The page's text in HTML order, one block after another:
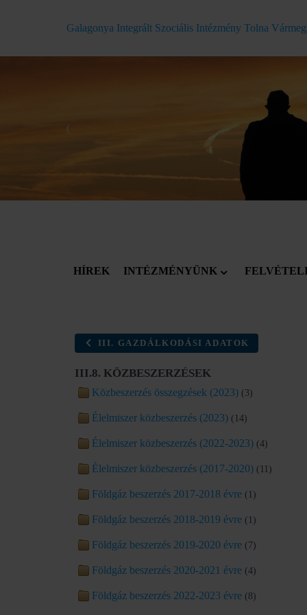
Galagonya Integrált Szociális Intézmény Tolna
(
HÍREK INTÉZMÉNYÜNK
III. GAZDÁLKODÁSI ADATOK
III.8. KÖZBESZERZÉSEK
Közbeszerzés összegzések (2023) (3)
Élelmiszer közbeszerzés (2023) (14)
Élelmiszer közbeszerzés (2022-2023) (4)
Élelmiszer közbeszerzés (2017-2020) (11)
Földgáz beszerzés 2017-2018 évre (1)
Földgáz beszerzés 2018-2019 évre (1)
Földgáz beszerzés 2019-2020 évre (7)
Földgáz beszerzés 2020-2021 évre (4)
Földgáz beszerzés 2022-2023 évre (8)